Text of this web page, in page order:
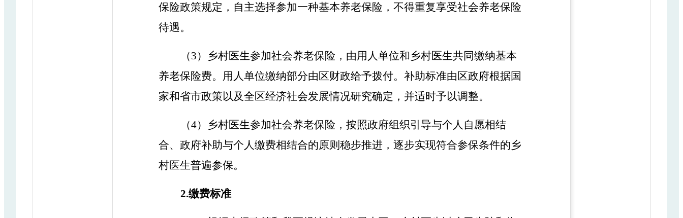
保险政策规定，自主选择参加一种基本养老保险，不得重复享受社会养老保险
待遇。
（3） 乡村医生参加社会养老保险， 由用人单位和 乡村医生共同缴纳基本
养老保险费。 用人单位缴纳部分由区财政给予拨付。 补助标准由区政府根据国
家和省市政策以及全区经济社会发展情况研究确定，并适时予以调整。
（4）
乡村医生参加社会养老保险，按照政府组织引导与个人自愿相结
合、政府补助与个人缴费相结合的原则稳步推进，逐步实现符合参保条件的乡
村医生普遍参保。
2.缴费标准